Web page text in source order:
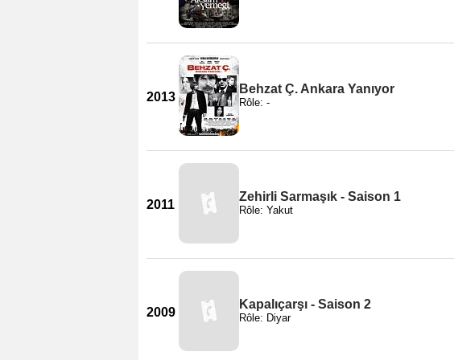
2013
Behzat Ç. Ankara Yanıyor
Rôle: -
2011
Zehirli Sarmaşık - Saison 1
Rôle: Yakut
2009
Kapalıçarşı - Saison 2
Rôle: Diyar